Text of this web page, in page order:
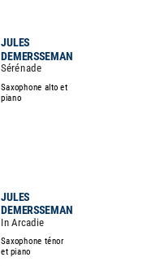
JULES
DEMERSSEMAN
Sérénade
Saxophone alto et
piano
JULES
DEMERSSEMAN
In Arcadie
Saxophone ténor
et piano